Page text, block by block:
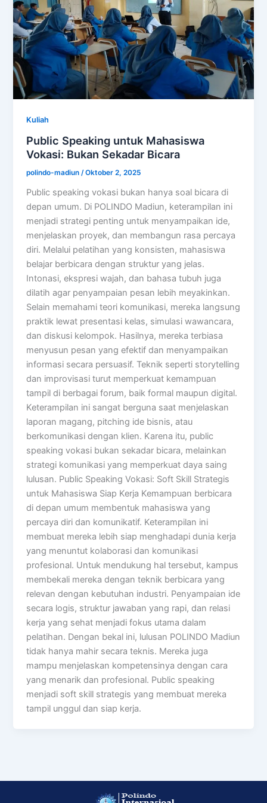
Kuliah
Public Speaking untuk Mahasiswa
Vokasi: Bukan Sekadar Bicara
polindo-madiun/Oktober 2, 2025
Public speaking vokasi bukan hanya soal bicara di
depan umum. Di POLINDO Madiun, keterampilan ini
menjadi strategi penting untuk menyampaikan ide,
menjelaskan proyek, dan membangun rasa percaya
diri. Melalui pelatihan yang konsisten, mahasiswa
belajar berbicara dengan struktur yang jelas.
Intonasi, ekspresi wajah, dan bahasa tubuh juga
dilatih agar penyampaian pesan lebih meyakinkan.
Selain memahami teori komunikasi, mereka langsung
praktik lewat presentasi kelas, simulasi wawancara,
dan diskusi kelompok. Hasilnya, mereka terbiasa
menyusun pesan yang efektif dan menyampaikan
informasi secara persuasif. Teknik seperti storytelling
dan improvisasi turut memperkuat kemampuan
tampil di berbagai forum, baik formal maupun digital.
Keterampilan ini sangat berguna saat menjelaskan
laporan magang, pitching ide bisnis, atau
berkomunikasi dengan klien. Karena itu, public
speaking vokasi bukan sekadar bicara, melainkan
strategi komunikasi yang memperkuat daya saing
lulusan. Public Speaking Vokasi: Soft Skill Strategis
untuk Mahasiswa Siap Kerja Kemampuan berbicara
di depan umum membentuk mahasiswa yang
percaya diri dan komunikatif. Keterampilan ini
membuat mereka lebih siap menghadapi dunia kerja
yang menuntut kolaborasi dan komunikasi
profesional. Untuk mendukung hal tersebut, kampus
membekali mereka dengan teknik berbicara yang
relevan dengan kebutuhan industri. Penyampaian ide
secara logis, struktur jawaban yang rapi, dan relasi
kerja yang sehat menjadi fokus utama dalam
pelatihan. Dengan bekal ini, lulusan POLINDO Madiun
tidak hanya mahir secara teknis. Mereka juga
mampu menjelaskan kompetensinya dengan cara
yang menarik dan profesional. Public speaking
menjadi soft skill strategis yang membuat mereka
tampil unggul dan siap kerja.